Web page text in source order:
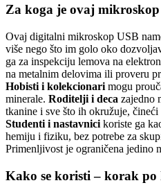
Za koga je ovaj
Ovaj digitalni mikroskop USB
više nego što im golo oko
ga za inspekciju lemova na
na metalnim delovima ili proveru
Hobisti i kolekcionari mogu
minerale. Roditelji i deca zajedno
tkanine i sve što ih okružuje,
Studenti i nastavnici koriste ga
hemiju i fiziku, bez potrebe za
Primenljivost je ograničena jedino
Kako se koristi – korak